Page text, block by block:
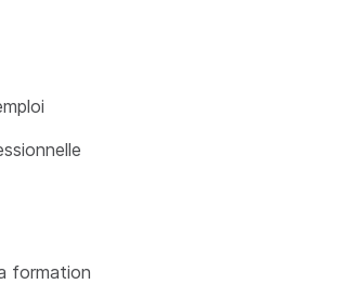
formation